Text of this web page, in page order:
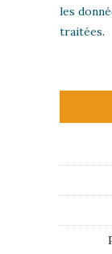
les
traitées.